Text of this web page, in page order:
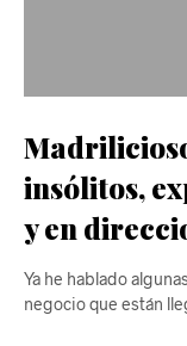
insólitos,
y en
Ya he hablado
negocio que están